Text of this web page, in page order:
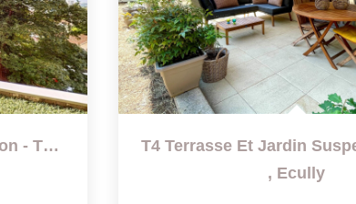
Secteur Grandclément / Réguillon - T4 Traversant Et Sans...
, Ecully